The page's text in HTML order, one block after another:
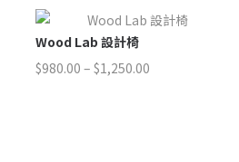
計椅
1,250.00價
Wood Lab 書架
$1,480.00